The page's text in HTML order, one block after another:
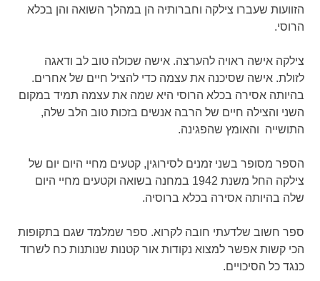
הזוועות שעברו צילקה וחברותיה הן במהלך השואה והן בכלא
הרוסי.
צילקה אישה ראויה להערצה. אישה שכולה טוב לב ודאגה
לזולת. אישה שסיכנה את עצמה כדי להציל חיים של אחרים.
בהיותה אסירה בכלא הרוסי היא שמה את עצמה תמיד במקום
השני והצילה חיים של הרבה אנשים בזכות טוב הלב שלה,
התושייה והאומץ שהפגינה.
הספר מסופר בשני זמנים לסירוגין, קטעים מחיי היום יום של
צילקה החל משנת 1942 במחנה בשואה וקטעים מחיי היום
שלה בהיותה אסירה בכלא ברוסיה.
ספר חשוב שלדעתי חובה לקרוא. ספר שמלמד שגם בתקופות
הכי קשות אפשר למצוא נקודות אור קטנות שנותנות כח לשרוד
כנגד כל הסיכויים.